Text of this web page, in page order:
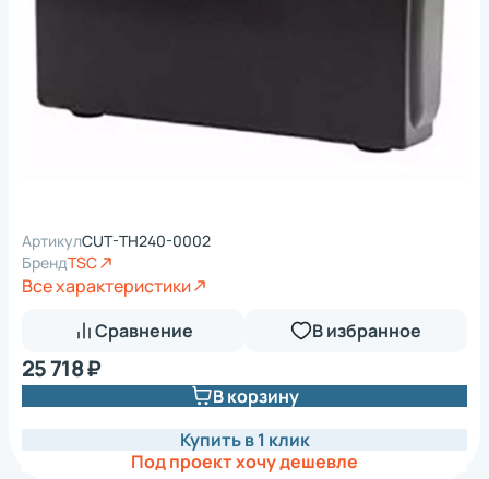
АртикулCUT-TH240-0002
БрендTSC
Все характеристики
Сравнение
В избранное
25 718 ₽
В корзину
Купить в 1 клик
Под проект хочу дешевле